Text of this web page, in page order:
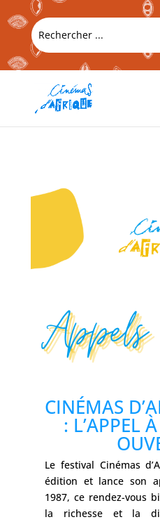
CINÉMAS
: L’APPEL
Le festival Cinémas
édition et lance son
1987, ce rendez-vous
la richesse et la